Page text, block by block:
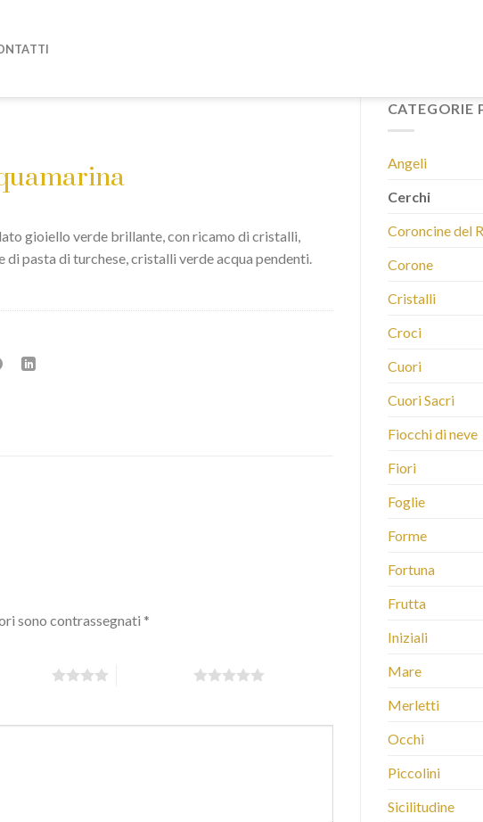
CATEGORIE
Angeli
Cerchi
Coroncine del
Corone
Cristalli
Croci
Cuori
Cuori Sacri
Fiocchi di neve
Fiori
Foglie
Forme
Fortuna
Frutta
Iniziali
Mare
Merletti
Occhi
Piccolini
Sicilitudine
gioiello verde brillante, con ricamo di cristalli,
di pasta di turchese, cristalli verde acqua pendenti.
sono contrassegnati *